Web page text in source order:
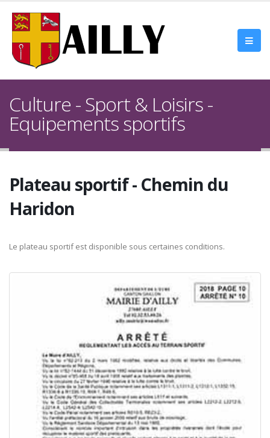
Culture - Sport & Loisirs -
Equipements sportifs
Plateau sportif - Chemin du
Haridon
Le plateau sportif est disponible sous certaines conditions.